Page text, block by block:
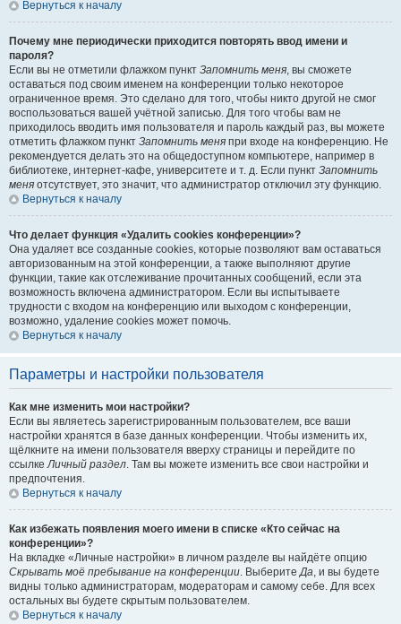
Вернуться к началу
Почему мне периодически приходится повторять ввод имени и
пароля?
Если вы не отметили флажком пункт Запомнить меня, вы сможете
оставаться под своим именем на конференции только некоторое
ограниченное время. Это сделано для того, чтобы никто другой не смог
воспользоваться вашей учётной записью. Для того чтобы вам не
приходилось вводить имя пользователя и пароль каждый раз, вы можете
отметить флажком пункт Запомнить меня при входе на конференцию. Не
рекомендуется делать это на общедоступном компьютере, например в
библиотеке, интернет-кафе, университете и т. д. Если пункт Запомнить
меня отсутствует, это значит, что администратор отключил эту функцию.
Вернуться к началу
Что делает функция «Удалить cookies конференции»?
Она удаляет все созданные cookies, которые позволяют вам оставаться
авторизованным на этой конференции, а также выполняют другие
функции, такие как отслеживание прочитанных сообщений, если эта
возможность включена администратором. Если вы испытываете
трудности с входом на конференцию или выходом с конференции,
возможно, удаление cookies может помочь.
Вернуться к началу
Параметры и настройки пользователя
Как мне изменить мои настройки?
Если вы являетесь зарегистрированным пользователем, все ваши
настройки хранятся в базе данных конференции. Чтобы изменить их,
щёлкните на имени пользователя вверху страницы и перейдите по
ссылкеЛичный раздел. Там вы можете изменить все свои настройки и
предпочтения.
Вернуться к началу
Как избежать появления моего имени в списке «Кто сейчас на
конференции»?
На вкладке «Личные настройки» в личном разделе вы найдёте опцию
Скрывать моё пребывание на конференции. ВыберитеДа, и вы будете
видны только администраторам, модераторам и самому себе. Для всех
остальных вы будете скрытым пользователем.
Вернуться к началу